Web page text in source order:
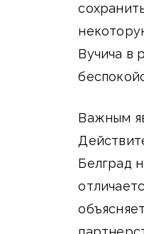
Вучича в
Важным
Белград